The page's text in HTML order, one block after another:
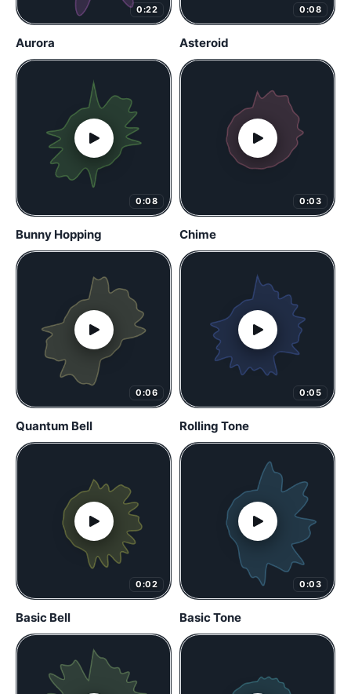
0:22
Aurora
0:08
Asteroid
0:08
Bunny Hopping
0:03
Chime
0:06
Quantum Bell
0:05
Rolling Tone
0:02
Basic Bell
0:03
Basic Tone